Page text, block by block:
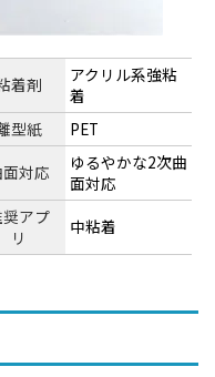
着剤
アクリル系強粘
着
型紙
PET
面対応
ゆるやかな2次曲
面対応
アプ
リ
中粘着